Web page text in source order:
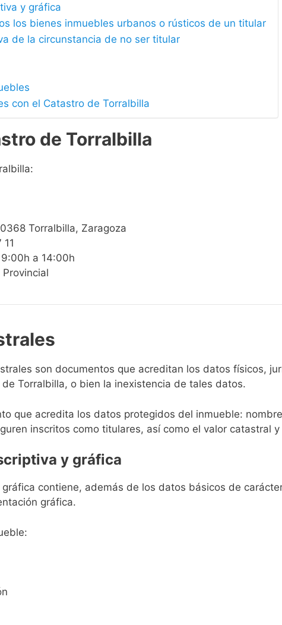
y gráfica
los bienes inmuebles urbanos o rústicos de un titular
de la circunstancia de no ser titular
con el Catastro de Torralbilla
de Torralbilla
Torralbilla, Zaragoza
a 14:00h
son documentos que acreditan los datos físicos,
Torralbilla, o bien la inexistencia de tales datos.
que acredita los datos protegidos del inmueble:
inscritos como titulares, así como el valor catastral
y gráfica
contiene, además de los datos básicos de
gráfica.